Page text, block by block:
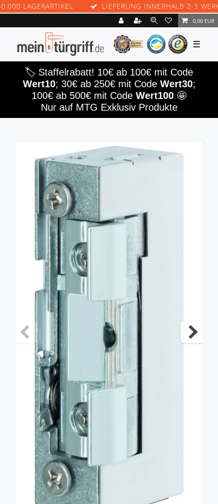
LIEFERUNG INNERHALB 2-3
0,00 EUR
☰
🏷️ Staffelrabatt! 10€ ab 100€ mit Code
Wert10; 30€ ab 250€ mit Code Wert30;
100€ ab 500€ mit Code Wert100 🤩
Nur auf MTG Exklusiv Produkte